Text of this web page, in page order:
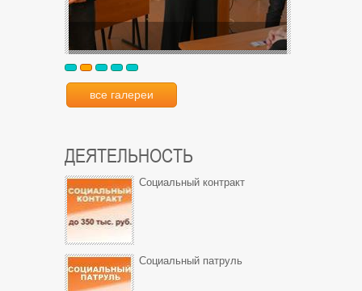
все галереи
ДЕЯТЕЛЬНОСТЬ
Социальный контракт
Социальный патруль